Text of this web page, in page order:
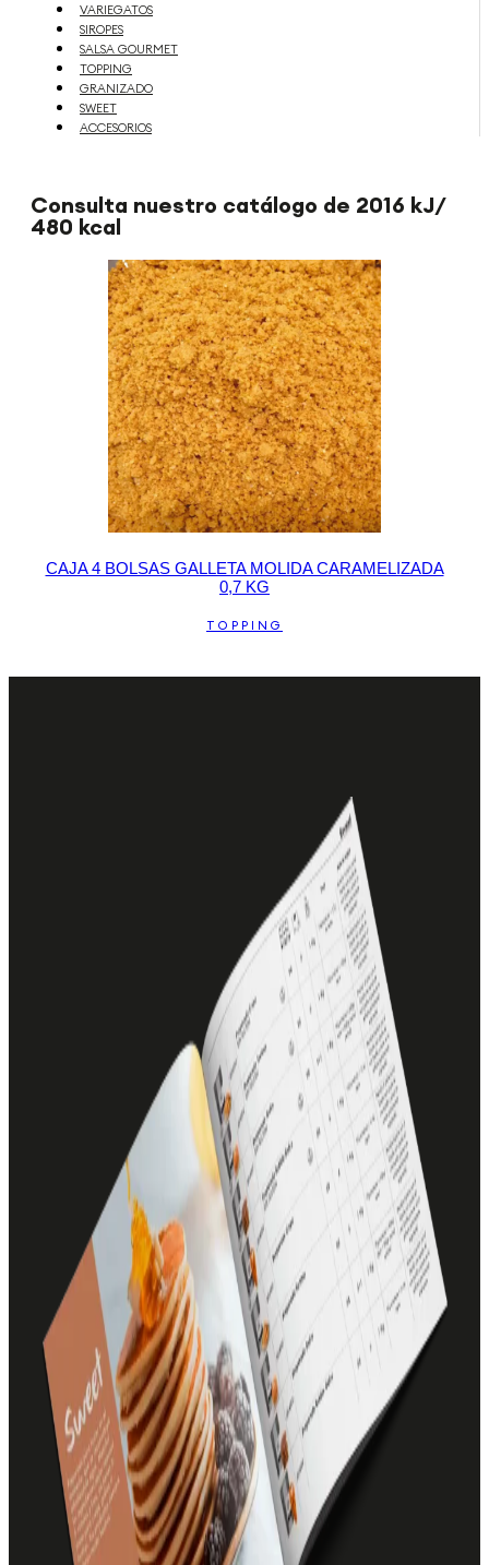
VARIEGATOS
SIROPES
SALSA GOURMET
TOPPING
GRANIZADO
SWEET
ACCESORIOS
Consulta nuestro catálogo de 2016 kJ/
480 kcal
CAJA 4 BOLSAS GALLETA MOLIDA CARAMELIZADA
0,7 KG
TOPPING